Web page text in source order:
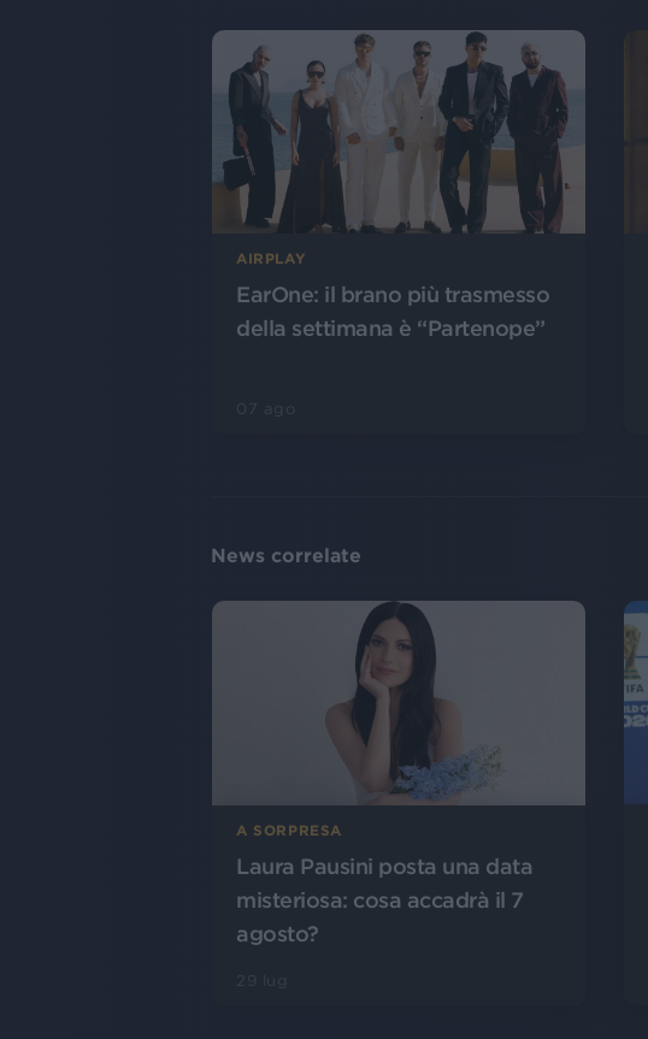
AIRPLAY
EarOne: il brano più trasmesso
della settimana è “Partenope”
News correlate
A SORPRESA
Laura Pausini posta una data
misteriosa: cosa accadrà il 7
agosto?